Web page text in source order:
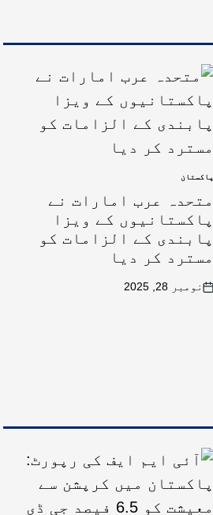
پاکستان
متحدہ عرب امارات نے
پاکستانیوں کے ویزا
پابندی کے الزامات کو
مسترد کر دیا
نومبر 28, 2025